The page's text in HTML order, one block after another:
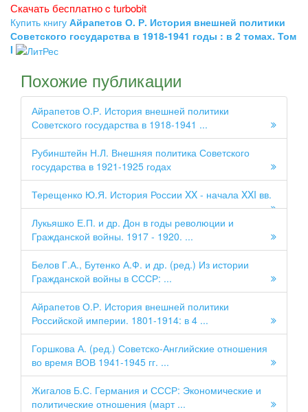
Скачать бесплатно c turbobit
Купить книгу Айрапетов О. Р. История внешней политики
Советского государства в 1918-1941 годы : в 2 томах. Том
I
Похожие публикации
Айрапетов О.Р. История внешней политики
Советского государства в 1918-1941 ...
Рубинштейн Н.Л. Внешняя политика Советского
государства в 1921-1925 годах
Терещенко Ю.Я. История России XX - начала XXI вв.
Лукьяшко Е.П. и др. Дон в годы революции и
Гражданской войны. 1917 - 1920. ...
Белов Г.А., Бутенко А.Ф. и др. (ред.) Из истории
Гражданской войны в СССР: ...
Айрапетов О.Р. История внешней политики
Российской империи. 1801-1914: в 4 ...
Горшкова А. (ред.) Советско-Английские отношения
во время ВОВ 1941-1945 гг. ...
Жигалов Б.С. Германия и СССР: Экономические и
политические отношения (март ...